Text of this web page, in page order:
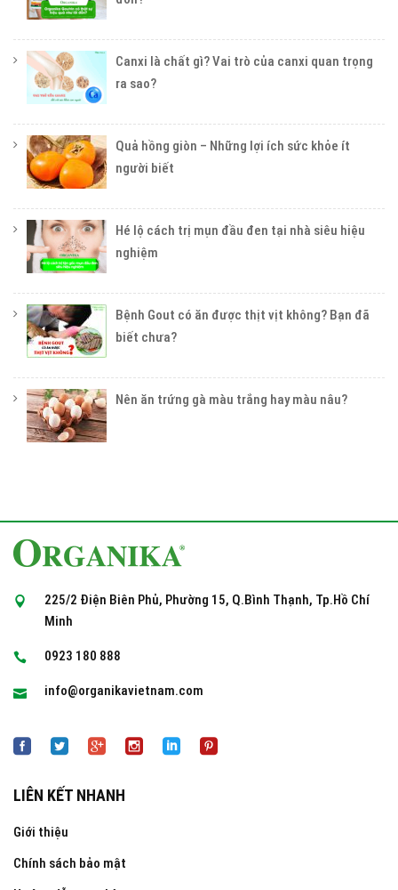
Canxi là chất gì? Vai trò của canxi quan trọng
ra sao?
Quả hồng giòn – Những lợi ích sức khỏe ít
người biết
Hé lộ cách trị mụn đầu đen tại nhà siêu hiệu
nghiệm
Bệnh Gout có ăn được thịt vịt không? Bạn đã
biết chưa?
Nên ăn trứng gà màu trắng hay màu nâu?
225/2 Điện Biên Phủ, Phường 15, Q.Bình Thạnh, Tp.Hồ Chí
Minh
0923 180 888
info@organikavietnam.com
LIÊN KẾT NHANH
Giới thiệu
Chính sách bảo mật